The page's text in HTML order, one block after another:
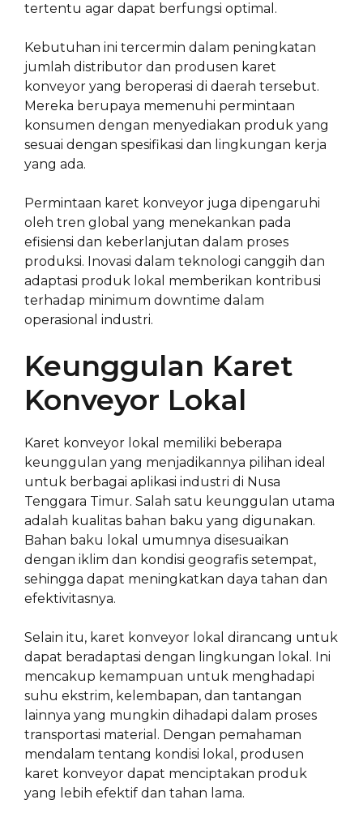
tertentu agar dapat berfungsi optimal.
Kebutuhan ini tercermin dalam peningkatan
jumlah distributor dan produsen karet
konveyor yang beroperasi di daerah tersebut.
Mereka berupaya memenuhi permintaan
konsumen dengan menyediakan produk yang
sesuai dengan spesifikasi dan lingkungan kerja
yang ada.
Permintaan karet konveyor juga dipengaruhi
oleh tren global yang menekankan pada
efisiensi dan keberlanjutan dalam proses
produksi. Inovasi dalam teknologi canggih dan
adaptasi produk lokal memberikan kontribusi
terhadap minimum downtime dalam
operasional industri.
Keunggulan Karet
Konveyor Lokal
Karet konveyor lokal memiliki beberapa
keunggulan yang menjadikannya pilihan ideal
untuk berbagai aplikasi industri di Nusa
Tenggara Timur. Salah satu keunggulan utama
adalah kualitas bahan baku yang digunakan.
Bahan baku lokal umumnya disesuaikan
dengan iklim dan kondisi geografis setempat,
sehingga dapat meningkatkan daya tahan dan
efektivitasnya.
Selain itu, karet konveyor lokal dirancang untuk
dapat beradaptasi dengan lingkungan lokal. Ini
mencakup kemampuan untuk menghadapi
suhu ekstrim, kelembapan, dan tantangan
lainnya yang mungkin dihadapi dalam proses
transportasi material. Dengan pemahaman
mendalam tentang kondisi lokal, produsen
karet konveyor dapat menciptakan produk
yang lebih efektif dan tahan lama.